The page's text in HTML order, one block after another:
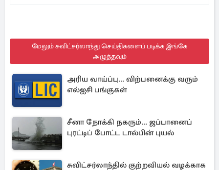
மேலும் சுவிட்சர்லாந்து செய்திகளைப் படிக்க இங்கே
அழுத்தவும்
அரிய வாய்ப்பு... விற்பனைக்கு வரும்
எல்ஐசி பங்குகள்
சீனா நோக்கி நகரும்... ஜப்பானைப்
புரட்டிப் போட்ட டால்பின் புயல்
சுவிட்சர்லாந்தில் குற்றவியல் வழக்காக